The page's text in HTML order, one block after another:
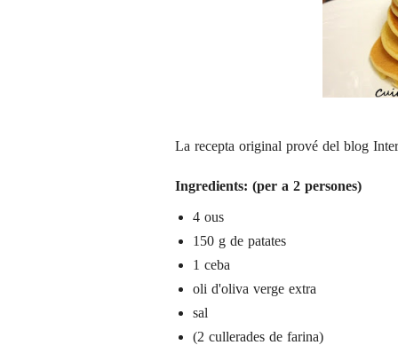
La recepta original prové del blog
Ingredients: (per a 2 persones)
4 ous
150 g de patates
1 ceba
oli d'oliva verge extra
sal
(2 cullerades de farina)